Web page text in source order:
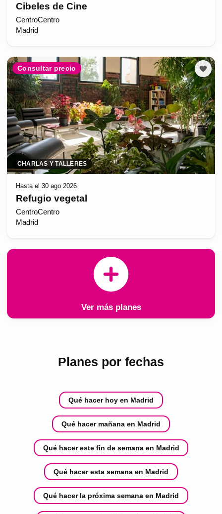
Cibeles de Cine
CentroCentro
Madrid
Consultar precio
CHARLAS Y TALLERES
Hasta el 30 ago 2026
Refugio vegetal
CentroCentro
Madrid
Ver más planes
Planes por fechas
Qué hacer hoy en Madrid
Qué hacer mañana en Madrid
Qué hacer este fin de semana en Madrid
Qué hacer esta semana en Madrid
Qué hacer la próxima semana en Madrid